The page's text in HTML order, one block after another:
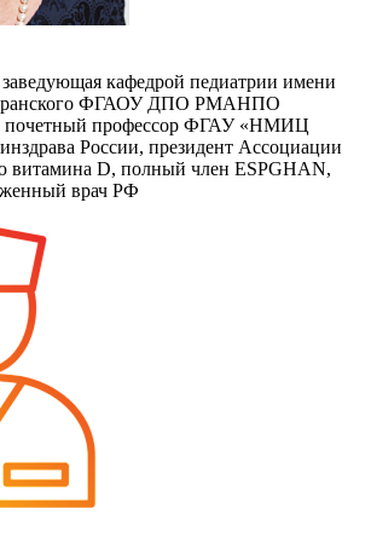
кафедрой педиатрии имени
ФГАОУ ДПО РМАНПО
почетный профессор ФГАУ «НМИЦ
России, президент Ассоциации
витамина D, полный член ESPGHAN,
врач РФ